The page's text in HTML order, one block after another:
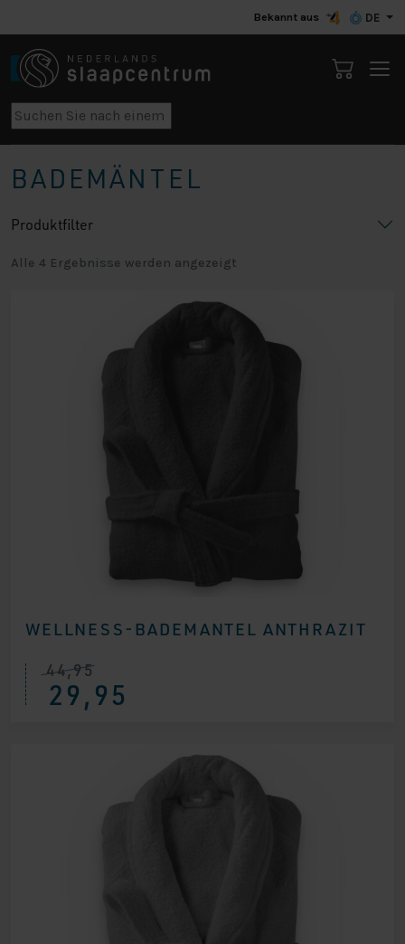
Bekannt aus DE
BADEMÄNTEL
Produktfilter
Alle 4 Ergebnisse werden angezeigt
WELLNESS-BADEMANTEL ANTHRAZIT
44,95
29,95